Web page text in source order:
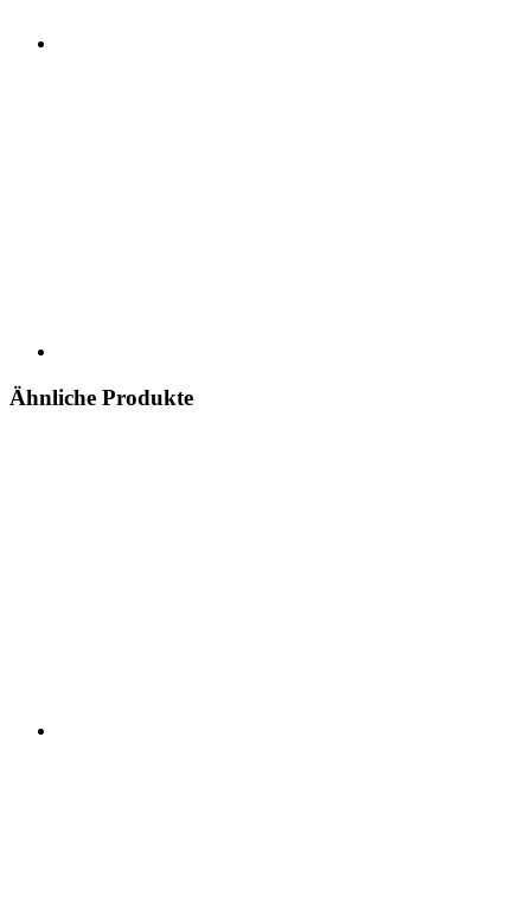
Ähnliche Produkte